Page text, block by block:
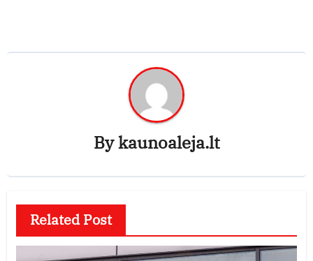
Bykaunoaleja.lt
Related Post